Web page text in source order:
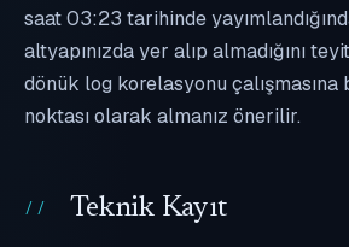
saat 03:23 tarihinde
altyapınızda yer alıp almadığını
dönük log korelasyonu çalışmasına
noktası olarak almanız önerilir.
Teknik Kayıt